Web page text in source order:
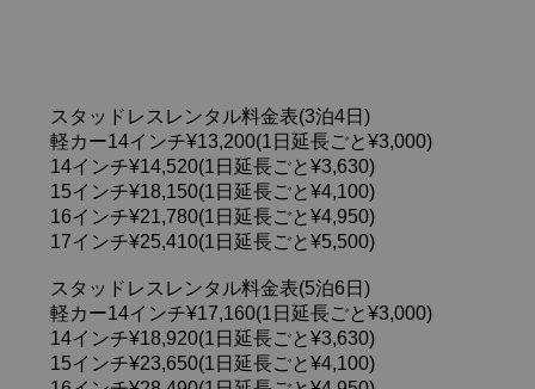
スタッドレスレンタル料金表(3泊4日)
軽カー14インチ¥13,200(1日延長ごと¥3,000)
14インチ¥14,520(1日延長ごと¥3,630)
15インチ¥18,150(1日延長ごと¥4,100)
16インチ¥21,780(1日延長ごと¥4,950)
17インチ¥25,410(1日延長ごと¥5,500)
スタッドレスレンタル料金表(5泊6日)
軽カー14インチ¥17,160(1日延長ごと¥3,000)
14インチ¥18,920(1日延長ごと¥3,630)
15インチ¥23,650(1日延長ごと¥4,100)